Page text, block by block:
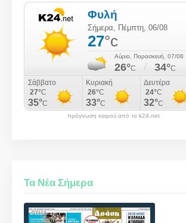
πρόγνωση καιρού από το k24.net
Τα Νέα Σήμερα